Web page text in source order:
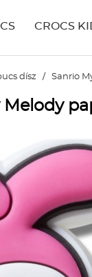
CROCS
dísz / Sanrio